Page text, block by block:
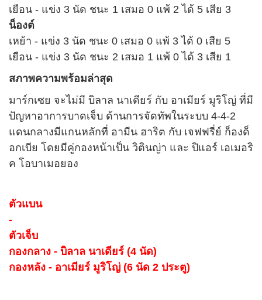
เยือน - แข่ง 3 นัด ชนะ 1 เสมอ 0 แพ้ 2 ได้ 5 เสีย 3
น็องต์
เหย้า - แข่ง 3 นัด ชนะ 0 เสมอ 0 แพ้ 3 ได้ 0 เสีย 5
เยือน - แข่ง 3 นัด ชนะ 2 เสมอ 1 แพ้ 0 ได้ 3 เสีย 1
สภาพความพร้อมล่าสุด
มาร์กเซย จะไม่มี บิลาล นาเดียร์ กับ อาเมียร์ มูริโญ่ ที่มี
ปัญหาอาการบาดเจ็บ ด้านการจัดทัพในระบบ 4-4-2
แดนกลางมีแกนหลักที่ อามีน ฮาริต กับ เจฟฟรี่ย์ ก็องด็
อกเบีย โดยมีคู่กองหน้าเป็น วิตินญ่า และ ปิแอร์ เอเมอริ
ค โอบาเมอยอง
ตัวแบน
-
ตัวเจ็บ
กองกลาง - บิลาล นาเดียร์ (4 นัด)
กองหลัง - อาเมียร์ มูริโญ่ (6 นัด 2 ประตู)